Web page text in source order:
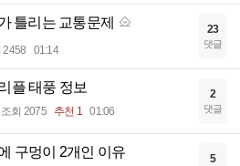
틀리는 교통문제
2458 01:14
23
댓글
플 태풍 정보
조회 2075 추천 1 01:06
2
댓글
구멍이 2개인 이유 5